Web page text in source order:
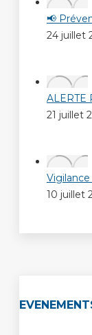
📢
24 juillet
ALERTE
21 juillet
10 juillet